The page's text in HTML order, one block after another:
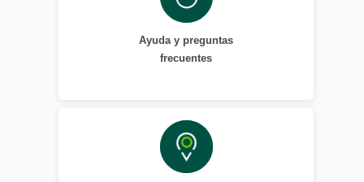
Ayuda y preguntas
frecuentes